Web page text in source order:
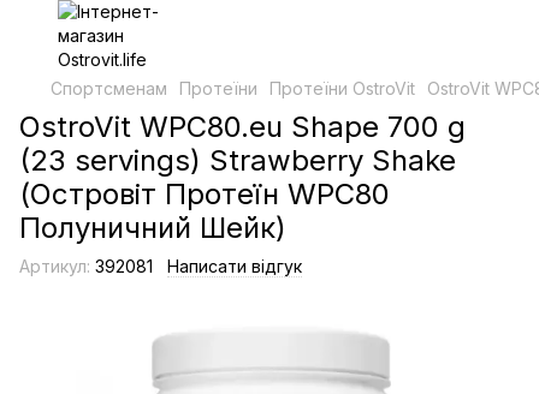
Спортсменам Протеїни Протеїни OstroVit OstroVit
OstroVit WPC80.eu Shape 700 g
(23 servings) Strawberry Shake
(Островіт Протеїн WPC80
Полуничний Шейк)
Артикул: 392081 Написати відгук